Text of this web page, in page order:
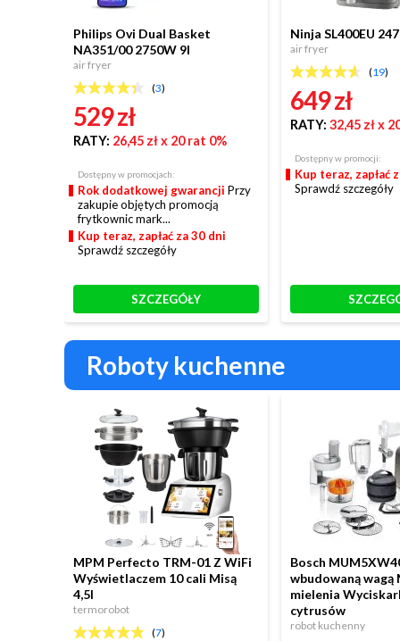
Philips Ovi Dual Basket
NA351/00 2750W 9l
air fryer
(3)
529 zł
RATY: 26,45 złx 20 rat 0%
Dostępny w promocjach:
Rok dodatkowej gwarancji Przy
zakupie objętych promocją
frytkownic mark...
Kup teraz, zapłać za 30 dni
Sprawdź szczegóły
SZCZEGÓŁY
Ninja SL400EU
air fryer
(19)
649 zł
RATY: 32,45 złx
Dostępny w promocji:
Kup teraz, zapłać
Sprawdź szczegóły
Roboty kuchenne
MPM Perfecto TRM-01 Z WiFi
Wyświetlaczem 10 cali Misą
4,5l
termorobot
(7)
Bosch
wbudowaną wagą
mielenia
cytrusów
robot kuchenny